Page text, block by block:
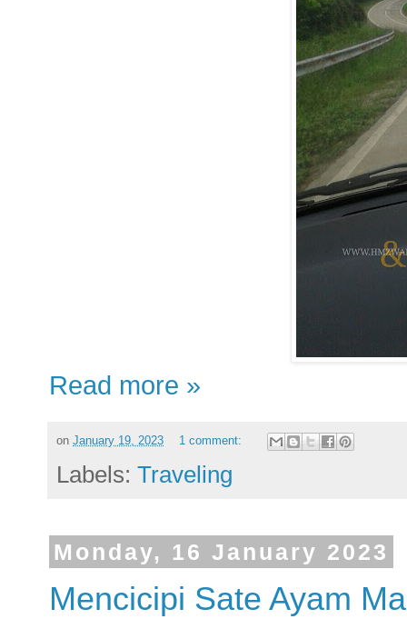
Read more »
on January 19, 2023 1 comment:
Labels: Traveling
Monday, 16 January 2023
Mencicipi Sate Ayam